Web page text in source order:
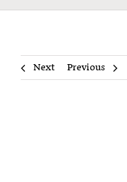
Previous
Next